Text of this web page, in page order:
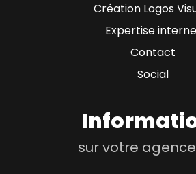
Création Logos
Expertise
Contact
Social
sur votre